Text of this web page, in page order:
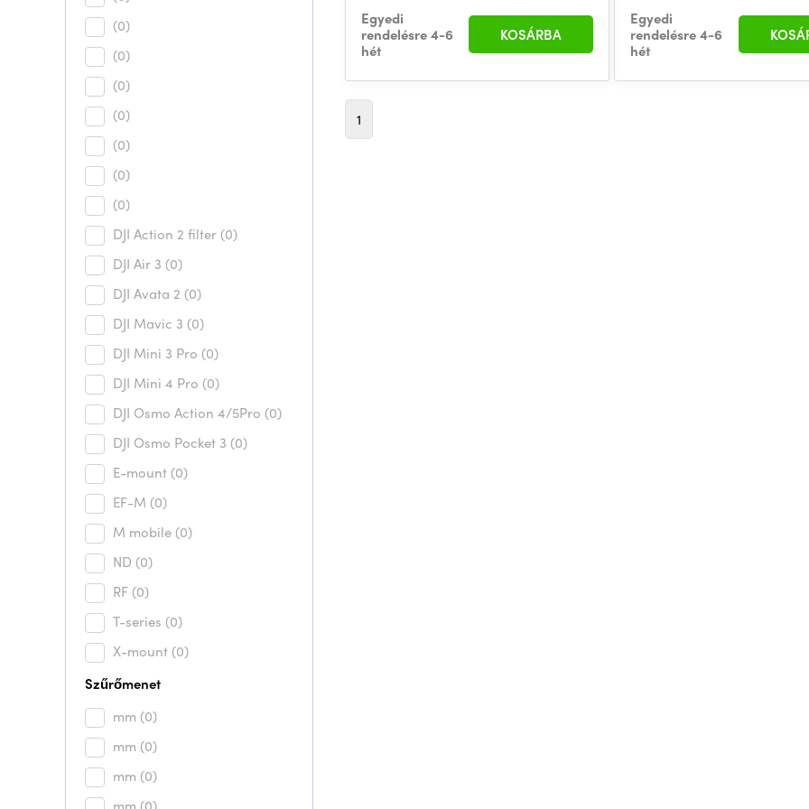
(0)
(0)
(0)
(0)
(0)
(0)
(0)
DJI Action 2 filter (0)
DJI Air 3 (0)
DJI Avata 2 (0)
DJI Mavic 3 (0)
DJI Mini 3 Pro (0)
DJI Mini 4 Pro (0)
DJI Osmo Action 4/5Pro (0)
DJI Osmo Pocket 3 (0)
E-mount (0)
EF-M (0)
M mobile (0)
ND (0)
RF (0)
T-series (0)
X-mount (0)
Szűrőmenet
mm (0)
mm (0)
mm (0)
Egyedi
rendelésre 4-6
hét
KOSÁRBA
Egyedi
rendelésre 4-6
hét
1